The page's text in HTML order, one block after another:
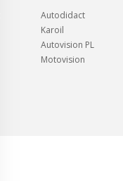
Autodidact
Karoil
Autovision PL
Motovision